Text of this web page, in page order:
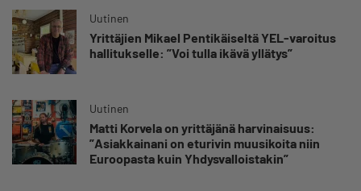
Uutinen
Yrittäjien Mikael Pentikäiseltä YEL-varoitus
hallitukselle: ”Voi tulla ikävä yllätys”
Uutinen
Matti Korvela on yrittäjänä harvinaisuus:
”Asiakkainani on eturivin muusikoita niin
Euroopasta kuin Yhdysvalloistakin”